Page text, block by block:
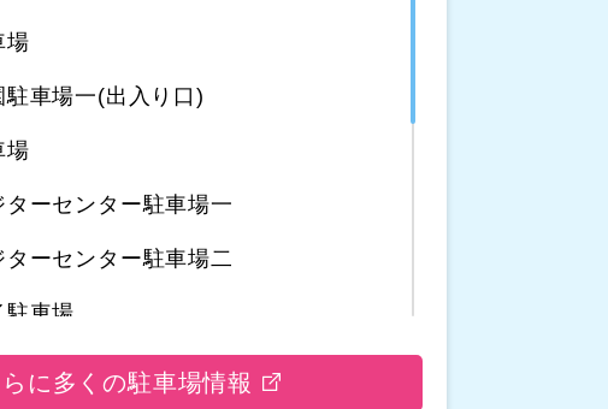
場
駐車場一(出入り口)
場
ターセンター駐車場一
ターセンター駐車場二
駐車場
園駐車場
に多くの駐車場情報